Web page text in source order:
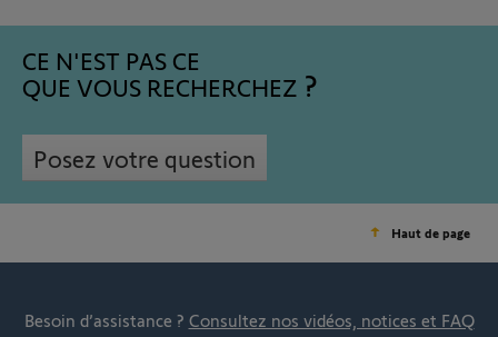
CE N'EST PAS CE
QUE VOUS RECHERCHEZ
Posez votre question
Haut de page
Besoin d’assistance ? Consultez nos vidéos, notices et FAQ